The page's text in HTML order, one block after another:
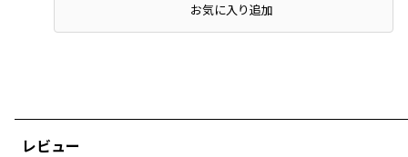
レビュー
お気に入り追加